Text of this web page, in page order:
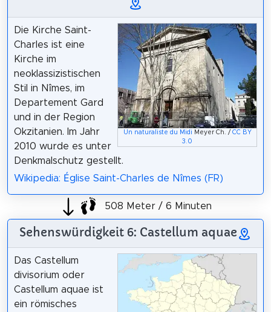
Un naturaliste du Midi Meyer Ch. / CC BY
3.0
Die Kirche Saint-
Charles ist eine
Kirche im
neoklassizistischen
Stil in Nîmes, im
Departement Gard
und in der Region
Okzitanien. Im Jahr
2010 wurde es unter
Denkmalschutz gestellt.
Wikipedia: Église Saint-Charles de Nîmes (FR)
508 Meter / 6 Minuten
Sehenswürdigkeit 6: Castellum aquae
Das Castellum
divisorium oder
Castellum aquae ist
ein römisches